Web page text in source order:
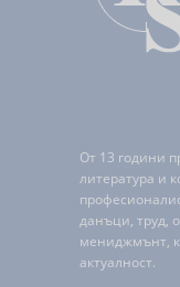
От 13 години
литература и
данъци, труд,
мениджмънт,
актуалност.